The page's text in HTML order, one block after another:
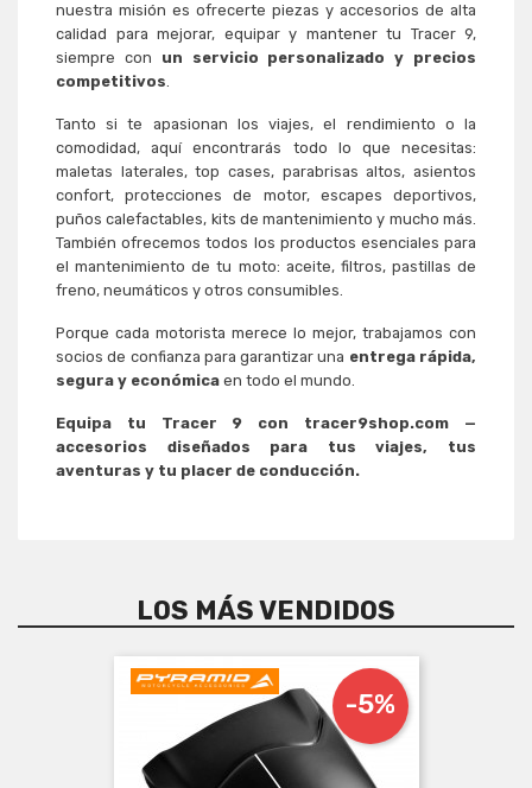
nuestra misión es ofrecerte piezas y accesorios de alta
calidad para mejorar, equipar y mantener tu Tracer 9,
siempre con un servicio personalizado y precios
competitivos.
Tanto si te apasionan los viajes, el rendimiento o la
comodidad, aquí encontrarás todo lo que necesitas:
maletas laterales, top cases, parabrisas altos, asientos
confort, protecciones de motor, escapes deportivos,
puños calefactables, kits de mantenimiento y mucho más.
También ofrecemos todos los productos esenciales para
el mantenimiento de tu moto: aceite, filtros, pastillas de
freno, neumáticos y otros consumibles.
Porque cada motorista merece lo mejor, trabajamos con
socios de confianza para garantizar una entrega rápida,
segura y económica en todo el mundo.
Equipa tu Tracer 9 con tracer9shop.com —
accesorios diseñados para tus viajes, tus
aventuras y tu placer de conducción.
LOS MÁS VENDIDOS
-5%